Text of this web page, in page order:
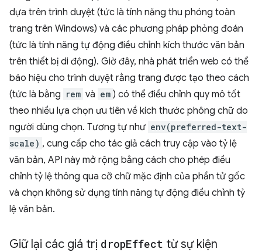
dựa trên trình duyệt (tức là tính năng thu phóng toàn
trang trên Windows) và các phương pháp phỏng đoán
(tức là tính năng tự động điều chỉnh kích thước văn bản
trên thiết bị di động). Giờ đây, nhà phát triển web có thể
báo hiệu cho trình duyệt rằng trang được tạo theo cách
(tức là bằng rem và em ) có thể điều chỉnh quy mô tốt
theo nhiều lựa chọn ưu tiên về kích thước phông chữ do
người dùng chọn. Tương tự như env(preferred-text-
scale) , cung cấp cho tác giả cách truy cập vào tỷ lệ
văn bản, API này mở rộng bằng cách cho phép điều
chỉnh tỷ lệ thông qua cỡ chữ mặc định của phần tử gốc
và chọn không sử dụng tính năng tự động điều chỉnh tỷ
lệ văn bản.
Giữ lại các giá trị dropEffect từ sự kiện